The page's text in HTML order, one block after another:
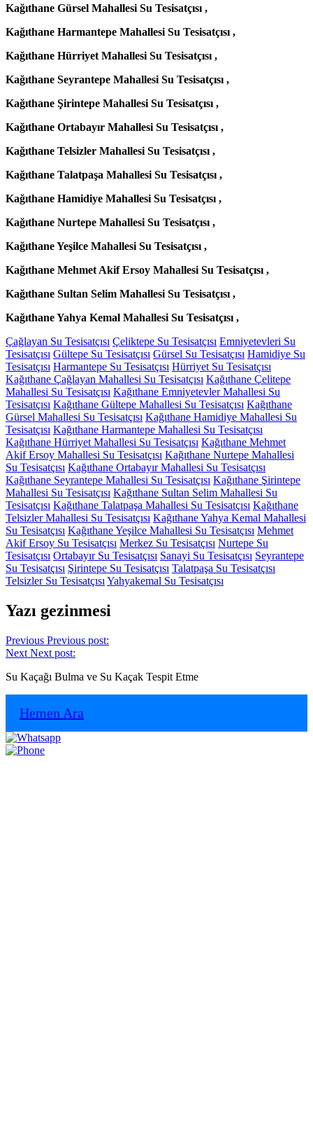
Kağıthane Gürsel Mahallesi Su Tesisatçısı ,
Kağıthane Harmantepe Mahallesi Su Tesisatçısı ,
Kağıthane Hürriyet Mahallesi Su Tesisatçısı ,
Kağıthane Seyrantepe Mahallesi Su Tesisatçısı ,
Kağıthane Şirintepe Mahallesi Su Tesisatçısı ,
Kağıthane Ortabayır Mahallesi Su Tesisatçısı ,
Kağıthane Telsizler Mahallesi Su Tesisatçısı ,
Kağıthane Talatpaşa Mahallesi Su Tesisatçısı ,
Kağıthane Hamidiye Mahallesi Su Tesisatçısı ,
Kağıthane Nurtepe Mahallesi Su Tesisatçısı ,
Kağıthane Yeşilce Mahallesi Su Tesisatçısı ,
Kağıthane Mehmet Akif Ersoy Mahallesi Su Tesisatçısı ,
Kağıthane Sultan Selim Mahallesi Su Tesisatçısı ,
Kağıthane Yahya Kemal Mahallesi Su Tesisatçısı ,
Çağlayan Su Tesisatçısı Çeliktepe Su Tesisatçısı Emniyetevleri Su
Tesisatçısı Gültepe Su Tesisatçısı Gürsel Su Tesisatçısı Hamidiye Su
Tesisatçısı Harmantepe Su Tesisatçısı Hürriyet Su Tesisatçısı
Kağıthane Çağlayan Mahallesi Su Tesisatçısı Kağıthane Çelitepe
Mahallesi Su Tesisatçısı Kağıthane Emniyetevler Mahallesi Su
Tesisatçısı Kağıthane Gültepe Mahallesi Su Tesisatçısı Kağıthane
Gürsel Mahallesi Su Tesisatçısı Kağıthane Hamidiye Mahallesi Su
Tesisatçısı Kağıthane Harmantepe Mahallesi Su Tesisatçısı
Kağıthane Hürriyet Mahallesi Su Tesisatçısı Kağıthane Mehmet
Akif Ersoy Mahallesi Su Tesisatçısı Kağıthane Nurtepe Mahallesi
Su Tesisatçısı Kağıthane Ortabayır Mahallesi Su Tesisatçısı
Kağıthane Seyrantepe Mahallesi Su Tesisatçısı Kağıthane Şirintepe
Mahallesi Su Tesisatçısı Kağıthane Sultan Selim Mahallesi Su
Tesisatçısı Kağıthane Talatpaşa Mahallesi Su Tesisatçısı Kağıthane
Telsizler Mahallesi Su Tesisatçısı Kağıthane Yahya Kemal Mahallesi
Su Tesisatçısı Kağıthane Yeşilce Mahallesi Su Tesisatçısı Mehmet
Akif Ersoy Su Tesisatçısı Merkez Su Tesisatçısı Nurtepe Su
Tesisatçısı Ortabayır Su Tesisatçısı Sanayi Su Tesisatçısı Seyrantepe
Su Tesisatçısı Şirintepe Su Tesisatçısı Talatpaşa Su Tesisatçısı
Telsizler Su TesisatçısıYahyakemal Su Tesisatçısı
Yazı gezinmesi
Previous Previous post:
Next Next post:
Su Kaçağı Bulma ve Su Kaçak Tespit Etme
Hemen Ara